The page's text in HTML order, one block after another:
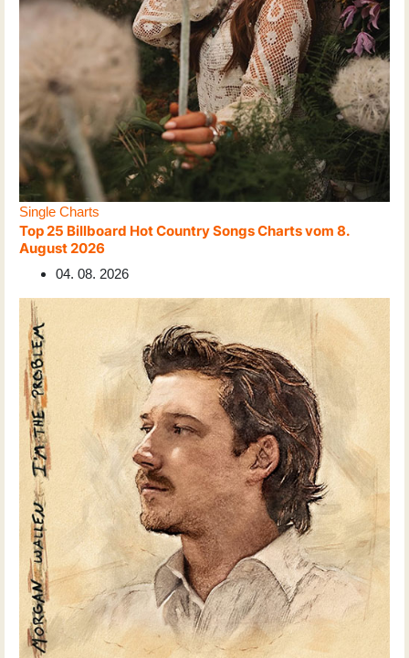
Single Charts
Top 25 Billboard Hot Country Songs Charts vom 8.
August 2026
04. 08. 2026